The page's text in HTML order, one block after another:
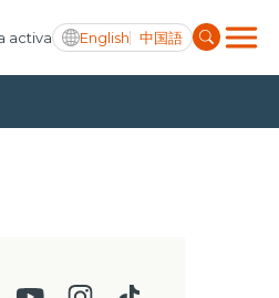
activa English 中国語